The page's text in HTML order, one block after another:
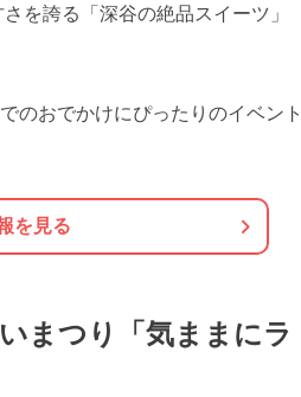
を誇る「深谷の絶品スイーツ」
のおでかけにぴったりのイベント
を見る
まつり「気ままにラ